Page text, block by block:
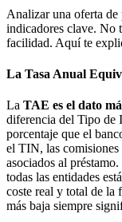
Analizar una oferta de
indicadores clave. No
facilidad. Aquí te
La Tasa Anual
La TAE es el dato
diferencia del Tipo de
porcentaje que el
el TIN, las comisiones
asociados al
todas las entidades
coste real y total de la
más baja siempre